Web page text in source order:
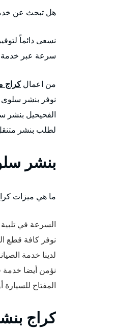
هل تبحث عن
نسعى دائماً
سرعة عبر
من اعمالكراج
نوفر بنشر
الفحيحيل بنشر
لطلب بنشر
بنشر
ما هي ميزات
السرعة في
نوفر كافة قطع
لدينا خدمة
نؤمن أيضا خدمة
المفتاح
كراج